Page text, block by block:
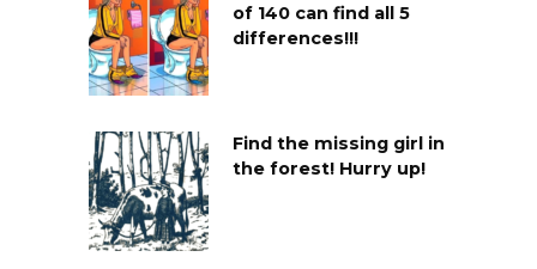
of 140 can find all 5
differences!!!
Find the missing girl in
the forest! Hurry up!